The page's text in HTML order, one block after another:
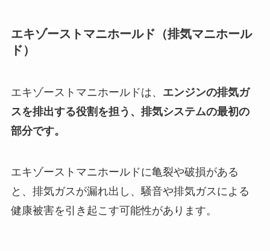
エキゾーストマニホールド（排気マニホール
ド）
エキゾーストマニホールドは、 エンジンの排気ガ
スを排出する役割を担う、排気システムの最初の
部分です。
エキゾーストマニホールドに亀裂や破損がある
と、排気ガスが漏れ出し、騒音や排気ガスによる
健康被害を引き起こす可能性があります。